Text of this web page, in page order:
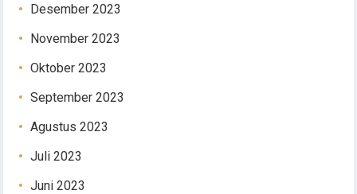
Desember 2023
November 2023
Oktober 2023
September 2023
Agustus 2023
Juli 2023
Juni 2023